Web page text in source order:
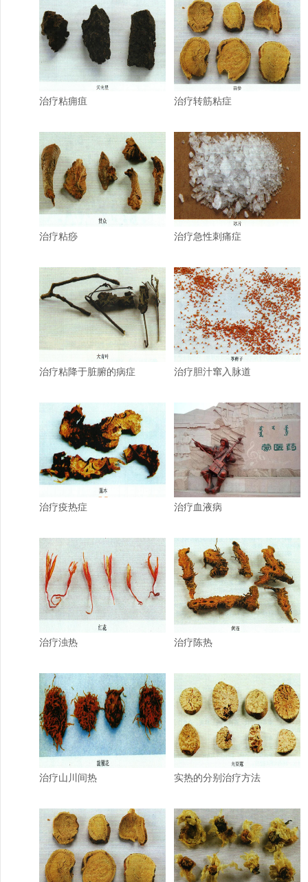
治疗粘痈疽 治疗转筋粘症
治疗粘痧 治疗急性刺痛症
治疗粘降于脏腑的病症 治疗胆汁窜入脉道
治疗疫热症 治疗血液病
治疗浊热 治疗陈热
治疗山川间热 实热的分别治疗方法